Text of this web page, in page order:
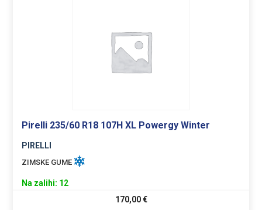
Pirelli 235/60 R18 107H XL Powergy Winter
PIRELLI
ZIMSKE GUME
Na zalihi: 12
170,00€